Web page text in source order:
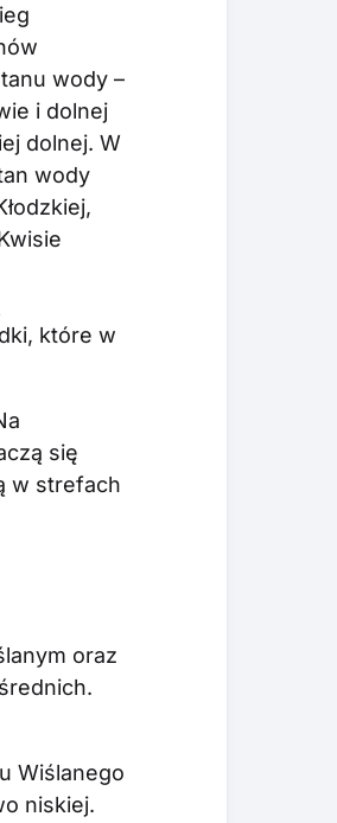
wody –
i dolnej
dolnej. W
wody
które w
się
w strefach
oraz
Wiślanego
niskiej.